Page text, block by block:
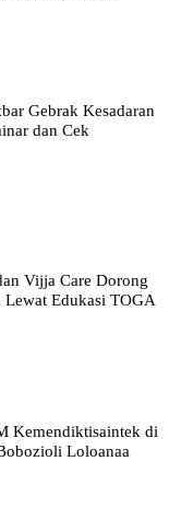
Gebrak Kesadaran
dan Cek
Vijja Care Dorong
Lewat Edukasi TOGA
Kemendiktisaintek di
Loloanaa